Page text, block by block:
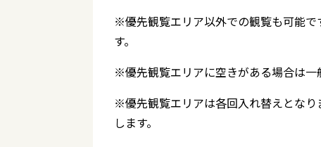
※優先観覧エリア以外での観覧も可能
す。
※優先観覧エリアに空きがある場合は一
※優先観覧エリアは各回入れ替えとな
します。